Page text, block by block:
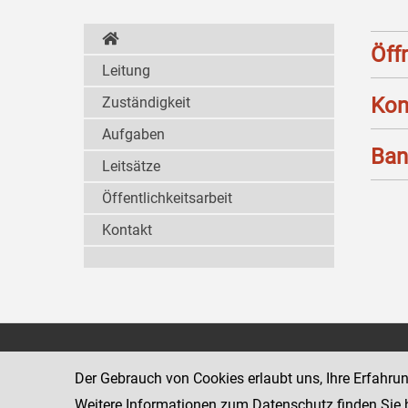
Leitung
Zuständigkeit
Aufgaben
Leitsätze
Öffentlichkeitsarbeit
Kontakt
www.justiz.gv.at/stak
Der Gebrauch von Cookies erlaubt uns, Ihre